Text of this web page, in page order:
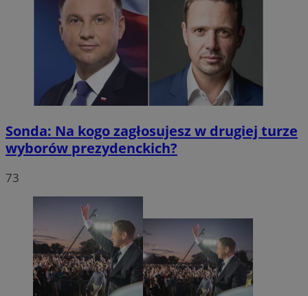
Sonda: Na kogo zagłosujesz w drugiej turze
wyborów prezydenckich?
73